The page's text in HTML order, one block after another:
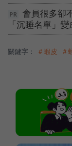
會員很多卻
「沉睡名單」
關鍵字： ＃蝦皮 ＃